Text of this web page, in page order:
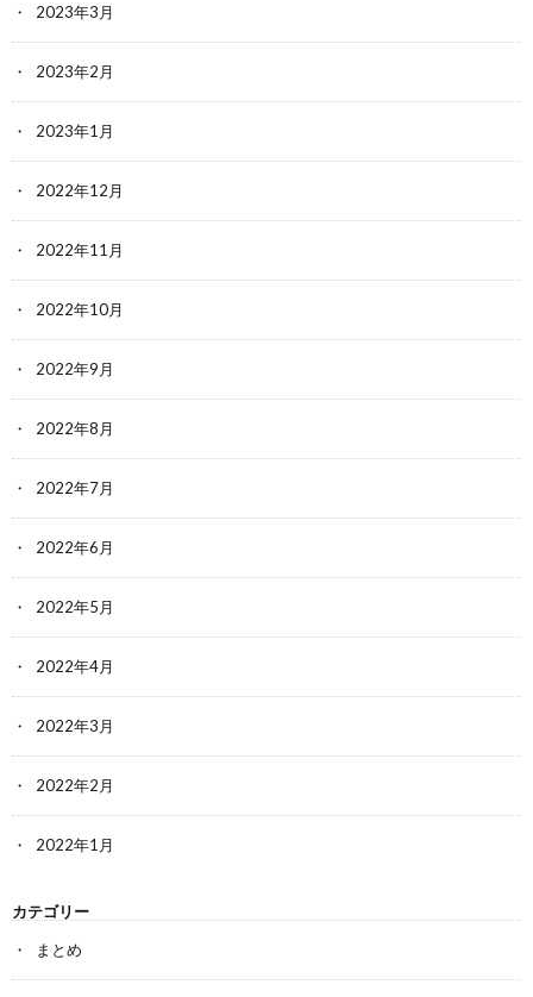
2023年3月
2023年2月
2023年1月
2022年12月
2022年11月
2022年10月
2022年9月
2022年8月
2022年7月
2022年6月
2022年5月
2022年4月
2022年3月
2022年2月
2022年1月
カテゴリー
まとめ